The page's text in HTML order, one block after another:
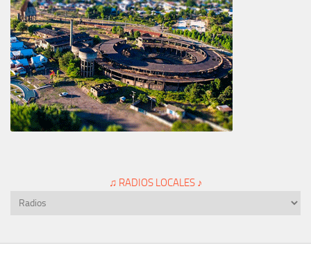
♫ RADIOS LOCALES ♪